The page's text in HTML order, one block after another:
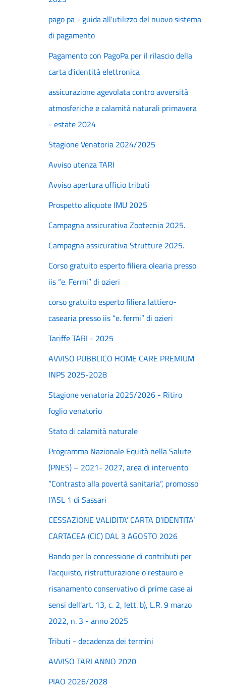
pago pa - guida all'utilizzo del nuovo sistema
di pagamento
Pagamento con PagoPa per il rilascio della
carta d'identità elettronica
assicurazione agevolata contro avversità
atmosferiche e calamità naturali primavera
- estate 2024
Stagione Venatoria 2024/2025
Avviso utenza TARI
Avviso apertura ufficio tributi
Prospetto aliquote IMU 2025
Campagna assicurativa Zootecnia 2025.
Campagna assicurativa Strutture 2025.
Corso gratuito esperto filiera olearia presso
iis “e. Fermi” di ozieri
corso gratuito esperto filiera lattiero-
casearia presso iis “e. fermi” di ozieri
Tariffe TARI - 2025
AVVISO PUBBLICO HOME CARE PREMIUM
INPS 2025-2028
Stagione venatoria 2025/2026 - Ritiro
foglio venatorio
Stato di calamità naturale
Programma Nazionale Equità nella Salute
(PNES) – 2021- 2027, area di intervento
“Contrasto alla povertà sanitaria”, promosso
l’ASL 1 di Sassari
CESSAZIONE VALIDITA’ CARTA D’IDENTITA’
CARTACEA (CIC) DAL 3 AGOSTO 2026
Bando per la concessione di contributi per
l'acquisto, ristrutturazione o restauro e
risanamento conservativo di prime case ai
sensi dell'art. 13, c. 2, lett. b), L.R. 9 marzo
2022, n. 3 - anno 2025
Tributi - decadenza dei termini
AVVISO TARI ANNO 2020
PIAO 2026/2028